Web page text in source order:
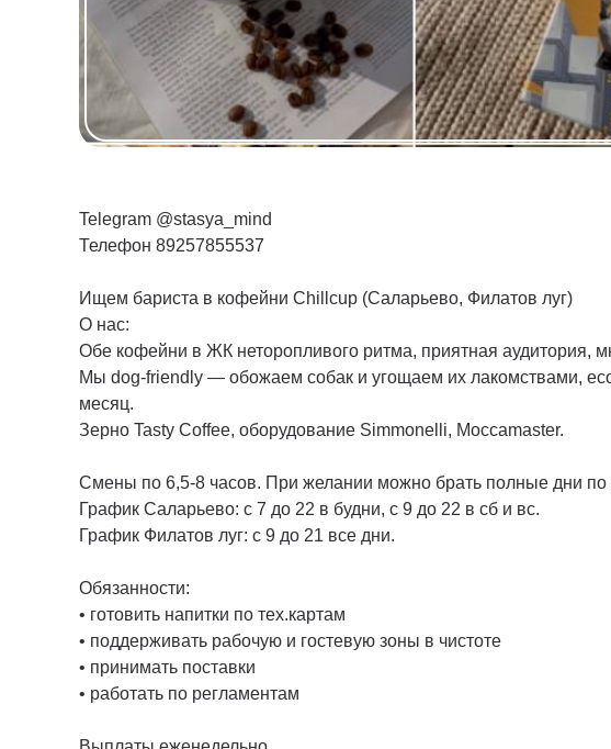
Telegram @stasya_mind
Телефон 89257855537
Ищем бариста в кофейни Chillcup (Саларьево, Филатов луг)
О нас:
Обе кофейни в ЖК неторопливого ритма, приятная аудитория,
Мы dog-friendly — обожаем собак и угощаем их лакомствами,
месяц.
Зерно Tasty Coffee, оборудование Simmonelli, Moccamaster.
Смены по 6,5-8 часов. При желании можно брать полные дни по
График Саларьево: с 7 до 22 в будни, с 9 до 22 в сб и вс.
График Филатов луг: с 9 до 21 все дни.
Обязанности:
• готовить напитки по тех.картам
• поддерживать рабочую и гостевую зоны в чистоте
• принимать поставки
• работать по регламентам